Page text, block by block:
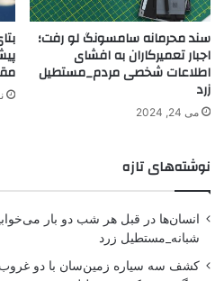
سند محرمانه سامسونگ لو رفت؛
اجبار تعمیرکاران به افشای
اطلاعات شخصی مردم_مستطیل
زرد
می 24, 2024
نوشته‌های تازه
انسان‌ها در قبل هر شب دو بار
شبانه_مستطیل زرد
کشف سه سیاره زمین‌سان با دو غروب